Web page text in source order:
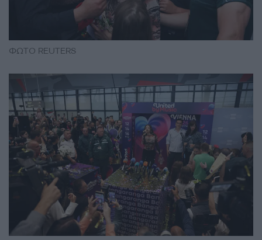
ΦΩΤΟ REUTERS